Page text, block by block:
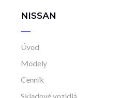
NISSAN
Úvod
Modely
Cenník
Skladové vozidlá